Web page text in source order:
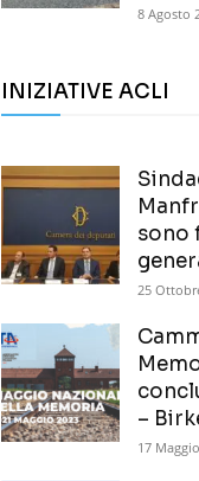
8 Agosto
INIZIATIVE ACLI
sono
25
–
17